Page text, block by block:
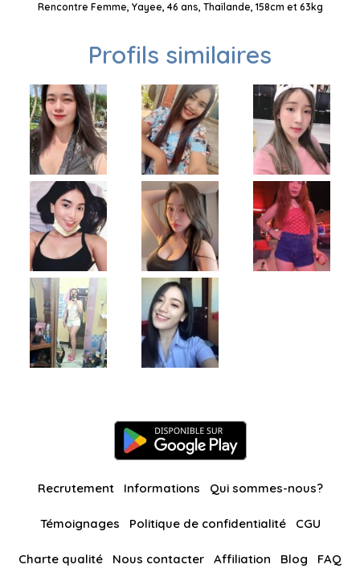
Rencontre Femme, Yayee, 46 ans, Thaïlande, 158cm et 63kg
Profils similaires
Recrutement Informations Qui sommes-nous?
Témoignages Politique de confidentialité CGU
Charte qualité Nous contacter Affiliation Blog FAQ